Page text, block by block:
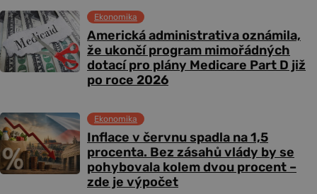
Americká administrativa oznámila,
že ukončí program mimořádných
dotací pro plány Medicare Part D již
po roce 2026
Ekonomika
Inflace v červnu spadla na 1,5
procenta. Bez zásahů vlády by se
pohybovala kolem dvou procent –
zde je výpočet
Ekonomika